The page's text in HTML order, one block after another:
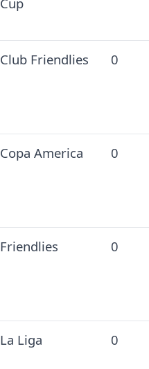
Club Friendlies 0
Copa America 0
Friendlies 0
La Liga 0